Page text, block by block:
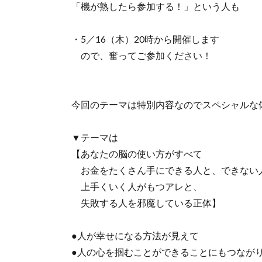
「機が熟したら参加する！」という人も
・5／16（木）20時から開催します
ので、奮ってご参加ください！
今回のテーマは特別内容なのでスペシャルな
▼テーマは
【あなたの脳の使い方がすべて
お金をたくさん手にできる人と、できない
上手くいく人がもつアレと、
失敗する人を邪魔している正体】
●人が幸せになる方法が見えて
●人の心を掴むことができることにもつながり